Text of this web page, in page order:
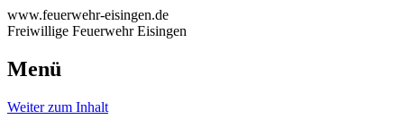
www.feuerwehr-eisingen.de
Freiwillige Feuerwehr Eisingen
Menü
Weiter zum Inhalt